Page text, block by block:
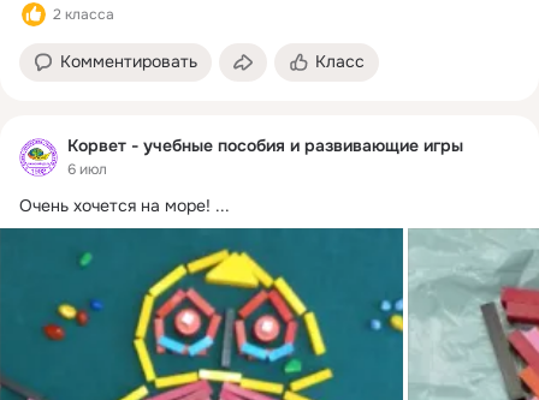
2 класса
Комментировать Класс
Корвет - учебные пособия и развивающие игры
6 июл
Очень хочется на море! ...